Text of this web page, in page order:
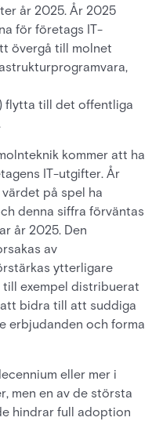
år 2025. År 2025
för företags IT-
övergå till molnet
flytta till det offentliga
kommer att ha
IT-utgifter. År
på spel ha
denna siffra förväntas
år 2025. Den
av
ytterligare
exempel distribuerat
att bidra till att suddiga
erbjudanden och forma
eller mer i
men en av de största
hindrar full adoption